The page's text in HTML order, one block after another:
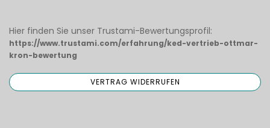
Hier finden Sie unser Trustami-Bewertungsprofil:
https://www.trustami.com/erfahrung/ked-vertrieb-ottmar-
kron-bewertung